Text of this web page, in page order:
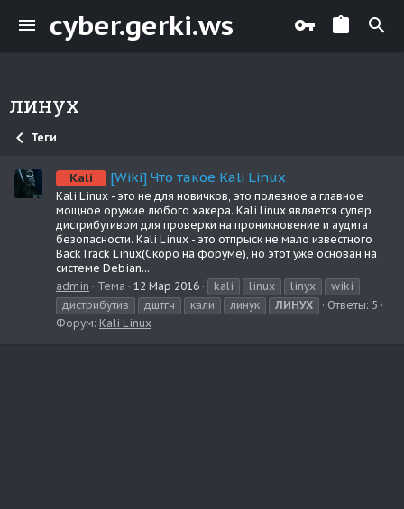
cyber.gerki.ws
линух
Теги
Kali [Wiki] Что такое Kali Linux
Kali Linux - это не для новичков, это полезное а главное
мощное оружие любого хакера. Kali linux является супер
дистрибутивом для проверки на проникновение и аудита
безопасности. Kali Linux - это отпрыск не мало известного
BackTrack Linux(Скоро на форуме), но этот уже основан на
системе Debian...
admin
Тема 12 Мар 2016 kali linux linyx
wiki
дистрибутив
дштгч кали линук ЛИНУХ
Ответы: 5
Форум: Kali Linux